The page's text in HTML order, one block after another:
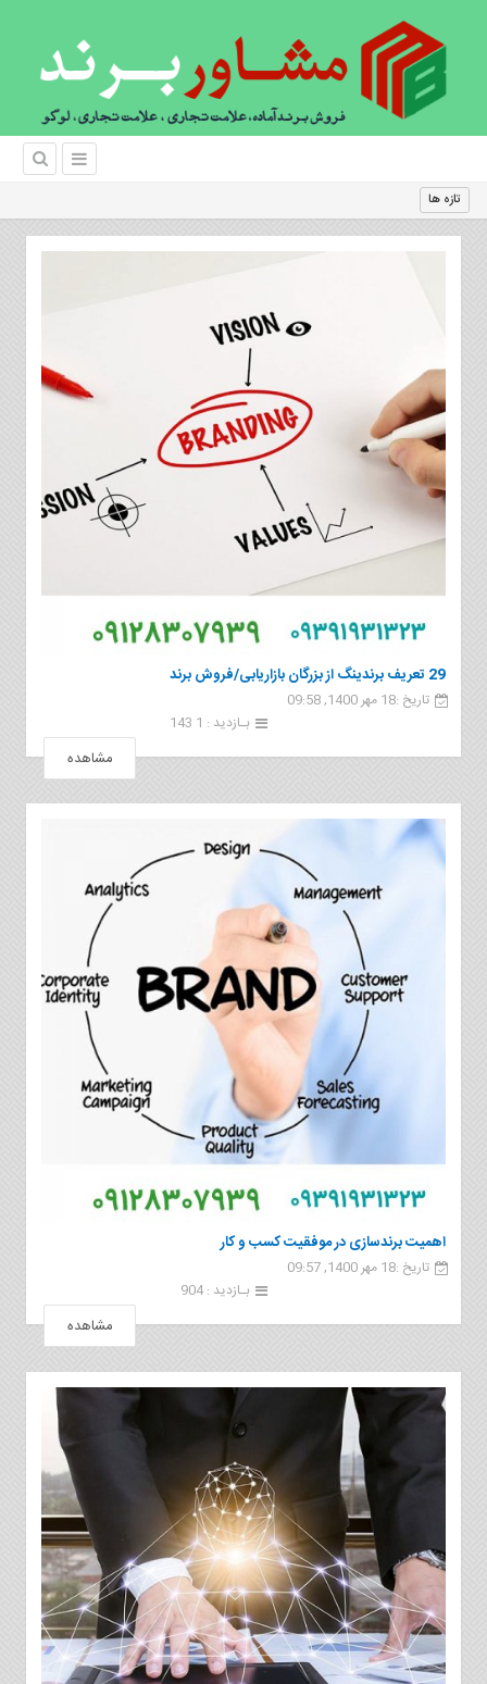
تازه ها
29 تعریف برندینگ از بزرگان بازاریابی/فروش برند
تاریخ :18 مهر 1400, 09:58
بـازدید : 1 143
مشاهده
اهمیت برندسازی در موفقیت کسب و کار
تاریخ :18 مهر 1400, 09:57
بـازدید : 904
مشاهده